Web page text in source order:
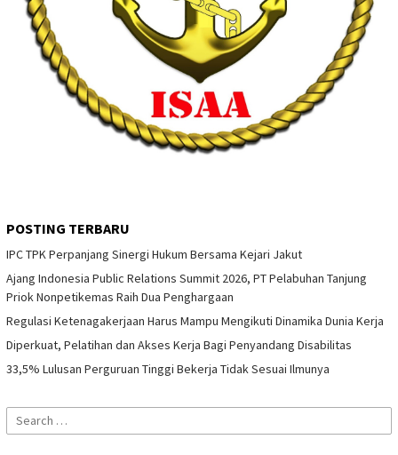
POSTING TERBARU
IPC TPK Perpanjang Sinergi Hukum Bersama Kejari Jakut
Ajang Indonesia Public Relations Summit 2026, PT Pelabuhan Tanjung
Priok Nonpetikemas Raih Dua Penghargaan
Regulasi Ketenagakerjaan Harus Mampu Mengikuti Dinamika Dunia Kerja
Diperkuat, Pelatihan dan Akses Kerja Bagi Penyandang Disabilitas
33,5% Lulusan Perguruan Tinggi Bekerja Tidak Sesuai Ilmunya
Search
for: